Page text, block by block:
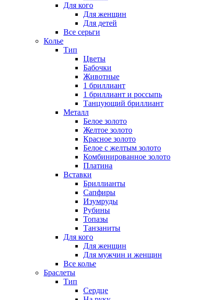
Для кого
Для женщин
Для детей
Все серьги
Колье
Тип
Цветы
Бабочки
Животные
1 бриллиант
1 бриллиант и россыпь
Танцующий бриллиант
Металл
Белое золото
Желтое золото
Красное золото
Белое с желтым золото
Комбинированное золото
Платина
Вставки
Бриллианты
Сапфиры
Изумруды
Рубины
Топазы
Танзаниты
Для кого
Для женщин
Для мужчин и женщин
Все колье
Браслеты
Тип
Сердце